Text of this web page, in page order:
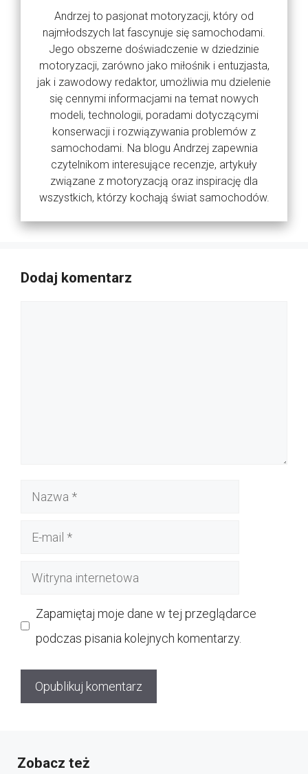
Andrzej to pasjonat motoryzacji, który od
najmłodszych lat fascynuje się samochodami.
Jego obszerne doświadczenie w dziedzinie
motoryzacji, zarówno jako miłośnik i entuzjasta,
jak i zawodowy redaktor, umożliwia mu dzielenie
się cennymi informacjami na temat nowych
modeli, technologii, poradami dotyczącymi
konserwacji i rozwiązywania problemów z
samochodami. Na blogu Andrzej zapewnia
czytelnikom interesujące recenzje, artykuły
związane z motoryzacją oraz inspirację dla
wszystkich, którzy kochają świat samochodów.
Dodaj komentarz
Nazwa
Witryna
Zapamiętaj moje dane w tej przeglądarce
podczas pisania kolejnych komentarzy.
Zobacz też